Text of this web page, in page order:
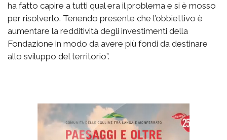
ha fatto capire a tutti qual era il problema e si è mosso
per risolverlo. Tenendo presente che l’obbiettivo è
aumentare la redditività degli investimenti della
Fondazione in modo da avere più fondi da destinare
allo sviluppo del territorio”.